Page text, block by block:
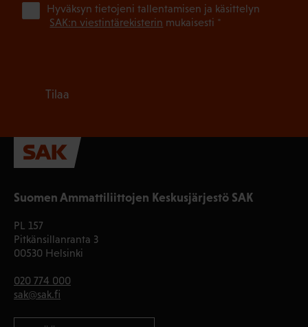
Suomen Ammattiliittojen Keskusjärjestö SAK
PL 157
Pitkänsillanranta 3
00530 Helsinki
020 774 000
sak@sak.fi
Hyväksyn tietojeni tallentamisen ja käsittelyn
SAK:n viestintärekisterin mukaisesti *
Tilaa